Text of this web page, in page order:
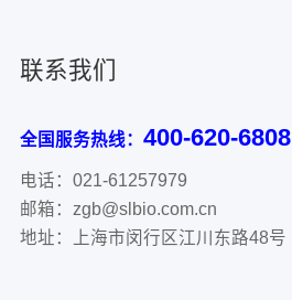
联系我们
全国服务热线： 400-620-6808
电话：021-61257979
邮箱：zgb@slbio.com.cn
地址：上海市闵行区江川东路48号